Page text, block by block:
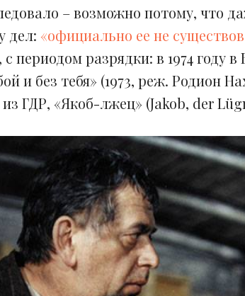
– возможно потому, что
дел: «официально ее не
периодом разрядки: в 1974 году
и без тебя» (1973, реж. Родион
ГДР, «Якоб-лжец» (Jakob, der